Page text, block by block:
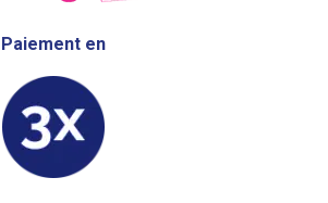
Paiement en